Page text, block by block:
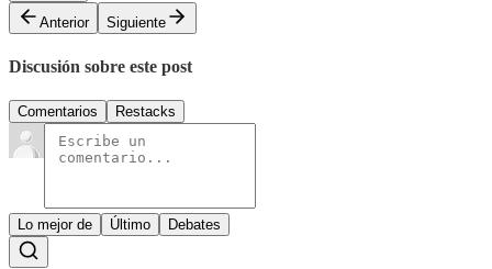
Anterior
Siguiente
Discusión sobre este post
Comentarios Restacks
Lo mejor de Último Debates